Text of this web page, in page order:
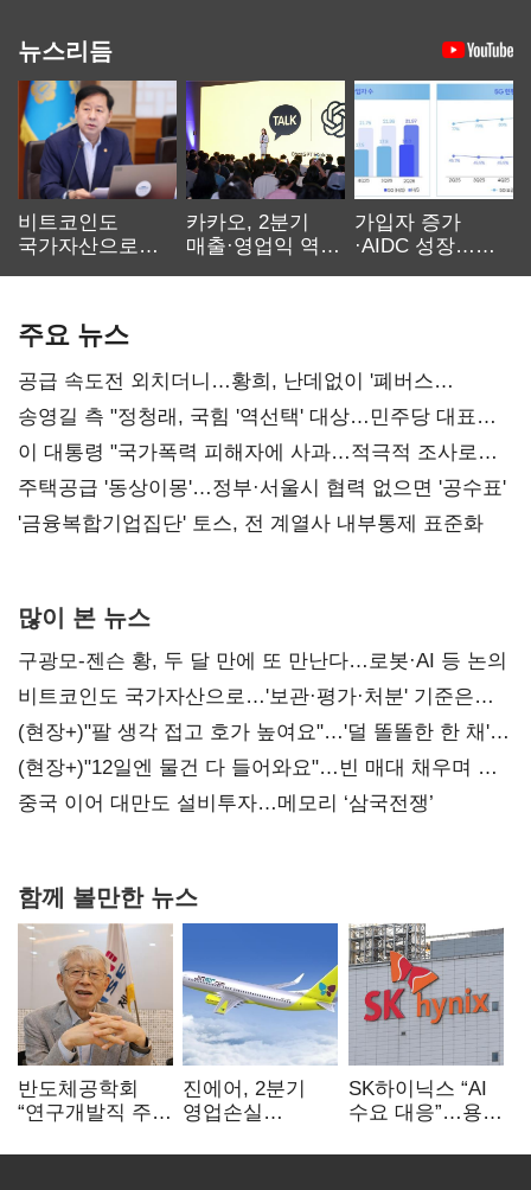
뉴스리듬
비트코인도
국가자산으로…'
카카오, 2분기
매출·영업익 역대
가입자 증가
·AIDC 성장…
주요 뉴스
공급 속도전 외치더니…황희, 난데없이 '폐버스
리모델링' 제안
송영길 측 "정청래, 국힘 '역선택' 대상…민주당 대표로
총선 지휘 못해"
이 대통령 "국가폭력 피해자에 사과…적극적 조사로
진실 밝혀야"
주택공급 '동상이몽'…정부·서울시 협력 없으면 '공수표'
'금융복합기업집단' 토스, 전 계열사 내부통제 표준화
많이 본 뉴스
구광모-젠슨 황, 두 달 만에 또 만난다…로봇·AI 등 논의
비트코인도 국가자산으로…'보관·평가·처분' 기준은
숙제
(현장+)"팔 생각 접고 호가 높여요"…'덜 똘똘한 한 채'
20억 키맞추기
(현장+)"12일엔 물건 다 들어와요"…빈 매대 채우며 문
연 홈플러스
중국 이어 대만도 설비투자…메모리 ‘삼국전쟁’
함께 볼만한 뉴스
반도체공학회
“연구개발직 주
개선해야”
진에어, 2분기
영업손실
상승 여파
SK하이닉스 “AI
수요 대응”…용인
투자